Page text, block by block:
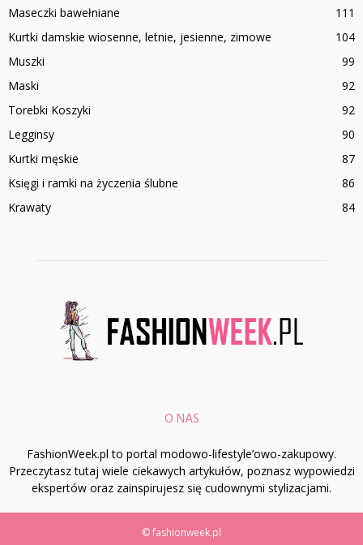
Maseczki bawełniane
111
Kurtki damskie wiosenne, letnie, jesienne, zimowe
104
Muszki
99
Maski
92
Torebki Koszyki
92
Legginsy
90
Kurtki męskie
87
Księgi i ramki na życzenia ślubne
86
Krawaty
84
O NAS
FashionWeek.pl to portal modowo-lifestyle’owo-zakupowy.
Przeczytasz tutaj wiele ciekawych artykułów, poznasz wypowiedzi
ekspertów oraz zainspirujesz się cudownymi stylizacjami.
© fashionweek.pl